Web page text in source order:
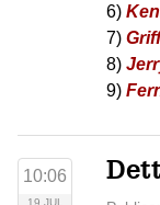
6)
7)
8)
9)
10:06
19 JUL